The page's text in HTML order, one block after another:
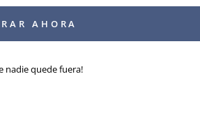
AHORA
nadie quede fuera!